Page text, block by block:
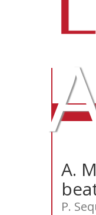
A.
P.